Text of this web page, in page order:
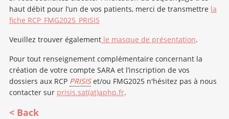
haut débit pour l’un de vos patients, merci de transmettre la
fiche RCP_FMG2025_PRISIS
Veuillez trouver égalementle masque de présentation.
Pour tout renseignement complémentaire concernant la
création de votre compte SARA et l’inscription de vos
dossiers aux RCP PRISISet/ou FMG2025 n'hésitez pas à nous
contacter sur prisis.sat(at)aphp.fr.
Back